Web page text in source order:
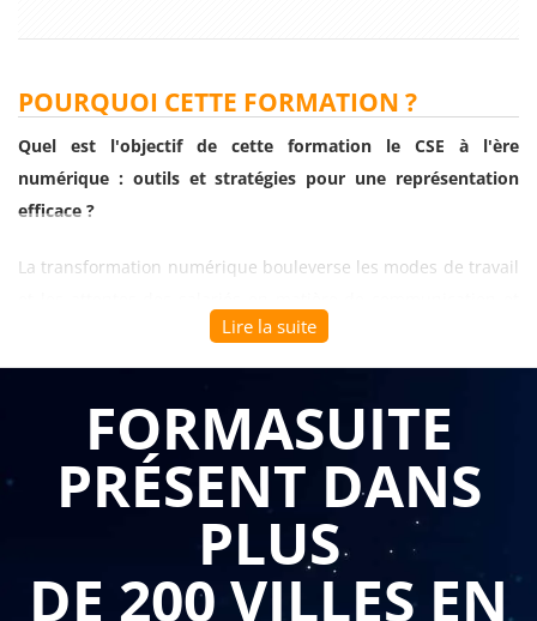
POURQUOI CETTE FORMATION ?
Quel est l'objectif de cette formation le CSE à l'ère
numérique : outils et stratégies pour une représentation
efficace ?
La transformation numérique bouleverse les modes de travail
d'accès à l'information. Les comités sociaux et économiques
qui continuent de fonctionner avec des méthodes
collaborateurs, particulièrement dans les organisations multi-
sites ou en télétravail. Cette fracture numérique limite
l'impact des actions du comité et affaiblit le lien entre élus et
salariés, alors que les outils digitaux offrent des opportunités
inédites pour moderniser les pratiques représentatives et
renforcer l'engagement collectif.
Lire la suite
FORMASUITE
PRÉSENT DANS
PLUS
DE 200 VILLES EN